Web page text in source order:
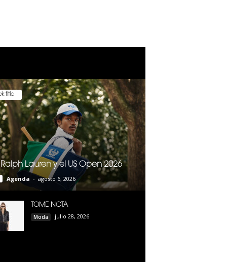
title
Lauren y el US Open 2026
Agenda - agosto 6, 2026
TOME NOTA
Moda julio 28, 2026